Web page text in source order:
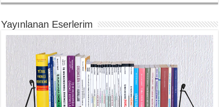
Yayınlanan Eserlerim